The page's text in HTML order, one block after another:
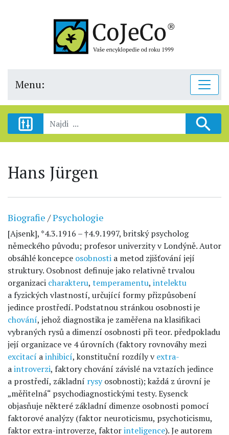
Menu:
Hans Jürgen
Biografie /Psychologie
[Ajsenk], *4.3.1916 – †4.9.1997, britský psycholog
německého původu; profesor univerzity v Londýně. Autor
obsáhlé koncepce osobnosti a metod zjišťování její
struktury. Osobnost definuje jako relativně trvalou
organizaci charakteru, temperamentu, intelektu
a fyzických vlastností, určující formy přizpůsobení
jedince prostředí. Podstatnou stránkou osobnosti je
chování, jehož diagnostika je zaměřena na klasifikaci
vybraných rysů a dimenzí osobnosti při teor. předpokladu
její organizace ve 4 úrovních (faktory rovnováhy mezi
excitací ainhibicí, konstituční rozdíly vextra-
aintroverzi, faktory chování závislé na vztazích jedince
a prostředí, základní rysyosobnosti); každá z úrovní je
„měřitelná“ psychodiagnostickými testy. Eysenck
objasňuje některé základní dimenze osobnosti pomocí
faktorové analýzy (faktor neuroticismu, psychoticismu,
faktor extra-introverze, faktorinteligence). Je autorem